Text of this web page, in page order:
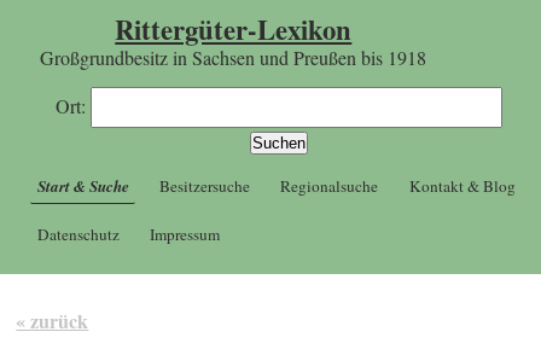
Rittergüter-Lexikon
Großgrundbesitz in Sachsen und Preußen bis 1918
Ort:
Start & Suche Besitzersuche Regionalsuche Kontakt & Blog
Datenschutz Impressum
« zurück